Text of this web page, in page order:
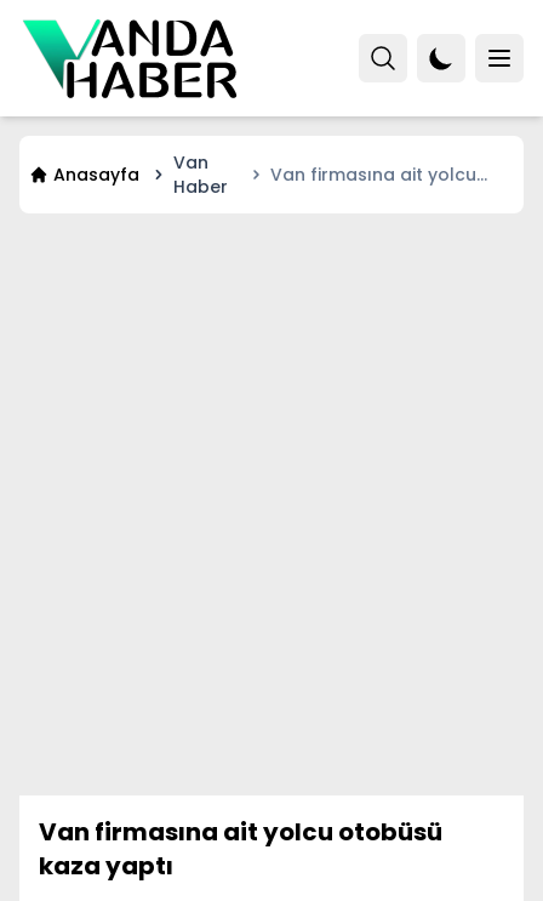
Anasayfa
Van
Haber
Van firmasına ait yolcu
Van firmasına ait yolcu otobüsü
kaza yaptı